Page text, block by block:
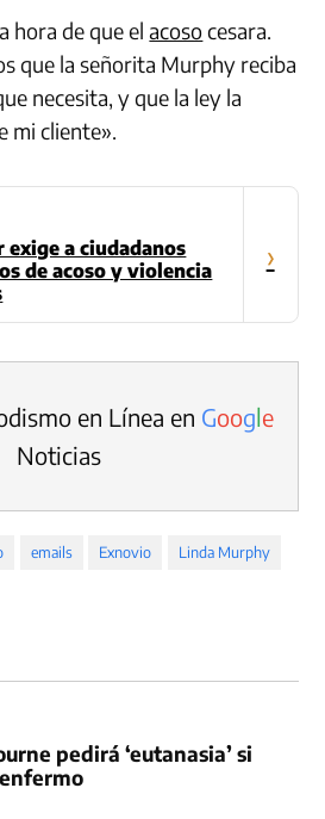
hora de que elacosocesara.
que la señorita Murphy reciba
necesita, y que la ley la
mi cliente».
a ciudadanos
de acoso y violencia
›
en Línea en Google
Noticias
emails Exnovio Linda Murphy
pedirá ‘eutanasia’ si